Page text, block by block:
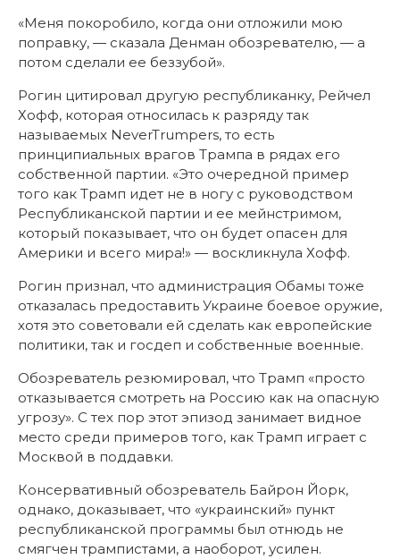
«Меня покоробило, когда они отложили мою
поправку, — сказала Денман обозревателю, — а
потом сделали ее беззубой».
Рогин цитировал другую республиканку, Рейчел
Хофф, которая относилась к разряду так
называемых NeverTrumpers, то есть
принципиальных врагов Трампа в рядах его
собственной партии. «Это очередной пример
того как Трамп идет не в ногу с руководством
Республиканской партии и ее мейнстримом,
который показывает, что он будет опасен для
Америки и всего мира!» — воскликнула Хофф.
Рогин признал, что администрация Обамы тоже
отказалась предоставить Украине боевое оружие,
хотя это советовали ей сделать как европейские
политики, так и госдеп и собственные военные.
Обозреватель резюмировал, что Трамп «просто
отказывается смотреть на Россию как на опасную
угрозу». С тех пор этот эпизод занимает видное
место среди примеров того, как Трамп играет с
Москвой в поддавки.
Консервативный обозреватель Байрон Йорк,
однако, доказывает, что «украинский» пункт
республиканской программы был отнюдь не
смягчен трампистами, а наоборот, усилен.